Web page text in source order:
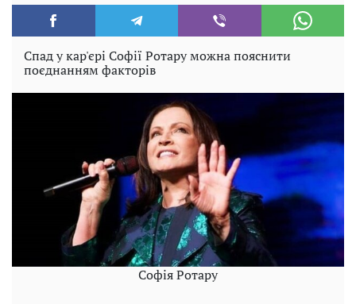
Спад у кар'єрі Софії Ротару можна пояснити
поєднанням факторів
Софія Ротару